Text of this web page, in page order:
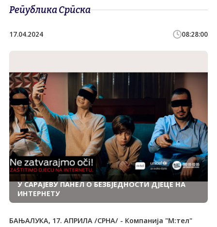
Република Српска
17.04.2024 08:28:00
У САРАЈЕВУ ПАНЕЛ О БЕЗБЈЕДНОСТИ ДЈЕЦЕ НА
ИНТЕРНЕТУ
БАЊАЛУКА, 17. АПРИЛА /СРНА/ - Компанија "М:тел"